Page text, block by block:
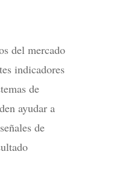
del mercado
indicadores
de
ayudar a
de